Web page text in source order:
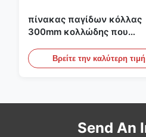
πίνακας παγίδων κόλλας
300mm κολλώδης που
γεωργίαΒρείτε την καλύτερη τιμή
Send An